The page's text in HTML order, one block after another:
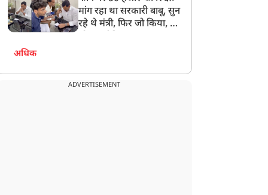
मांग रहा था सरकारी बाबू, सुन
रहे थे मंत्री, फिर जो किया, वो
अधिक
ADVERTISEMENT